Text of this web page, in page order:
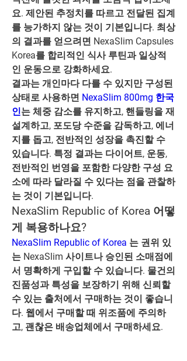
요. 제안된 추정치를 따르고 전달된 집계
를 능가하지 않는 것이 기본입니다. 최상
의 결과를 얻으려면 NexaSlim Capsules
Korea를 합리적인 식사 루틴과 일상적
인 운동으로 강화하세요.
결과는 개인마다 다를 수 있지만 구성된
상태로 사용하면 NexaSlim 800mg 한국
인는 체중 감소를 유지하고, 핸들링을 재
설계하고, 포도당 수준을 감독하고, 에너
지를 돕고, 전반적인 성장을 촉진할 수
있습니다. 특정 결과는 다이어트, 운동,
전반적인 번영을 포함한 다양한 구성 요
소에 따라 달라질 수 있다는 점을 관찰하
는 것이 기본입니다.
NexaSlim Republic of Korea 어떻
게 복용하나요?
NexaSlim Republic of Korea 는 권위 있
는 NexaSlim 사이트나 승인된 소매점에
서 명확하게 구입할 수 있습니다. 물건의
진품성과 특성을 보장하기 위해 신뢰할
수 있는 출처에서 구매하는 것이 좋습니
다. 웹에서 구매할 때 위조품에 주의하
고, 괜찮은 배송업체에서 구매하세요.